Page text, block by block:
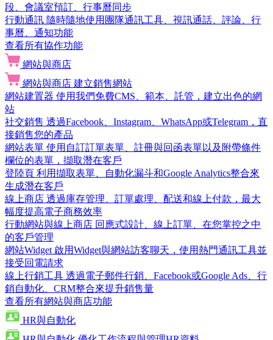
段、會議室預訂、行事曆同步
行動通訊 隨時隨地使用團隊通訊工具、視訊通話、評論、行
事曆、通知功能
查看所有協作功能
網站與商店
網站與商店 建立銷售網站
網站建置器 使用我們免費CMS、範本、託管，建立出色的網
站
社交銷售 透過Facebook、Instagram、WhatsApp或Telegram，直
接銷售您的產品
網站表單 使用自訂訂單表單、註冊與回函表單以及附帶條件
欄位的表單，擷取潛在客戶
登陸頁 利用擷取表單、自動化漏斗和Google Analytics整合來
生成潛在客戶
線上商店 透過庫存管理、訂單處理、配送和線上付款，最大
幅度提高電子商務效率
行動網站與線上商店 回應式設計、線上訂單、在您掌控之中
的客戶管理
網站Widget 啟用Widget與網站訪客聊天，使用熱門通訊工具並
接受回電請求
線上行銷工具 透過電子郵件行銷、Facebook或Google Ads、行
銷自動化、CRM整合來提升銷售量
查看所有網站與商店功能
HR與自動化